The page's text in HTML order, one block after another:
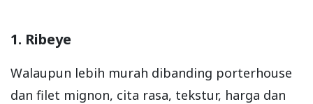
1. Ribeye
Walaupun lebih murah dibanding porterhouse
dan filet mignon, cita rasa, tekstur, harga dan